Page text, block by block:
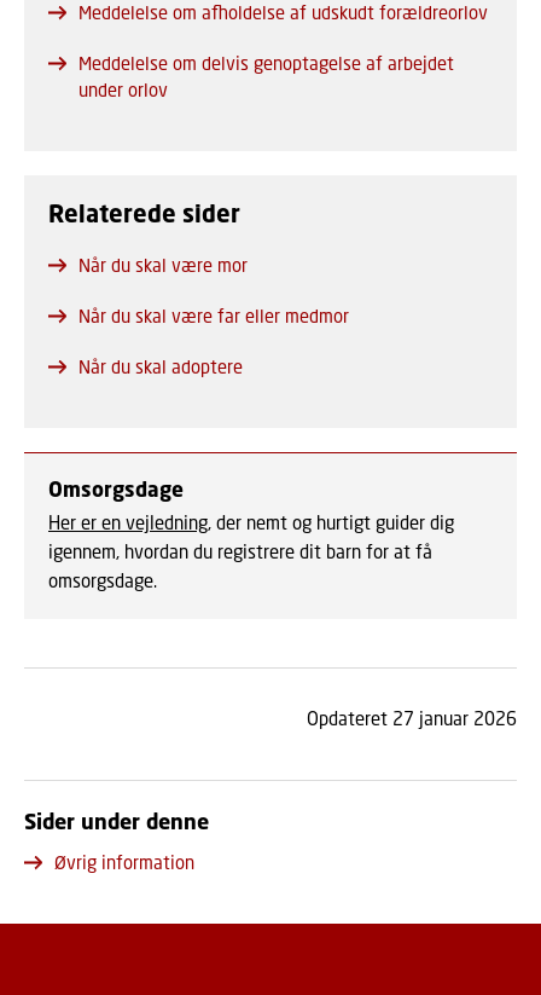
Meddelelse om afholdelse af udskudt forældreorlov
Meddelelse om delvis genoptagelse af arbejdet
under orlov
Relaterede sider
Når du skal være mor
Når du skal være far eller medmor
Når du skal adoptere
Omsorgsdage
Her er en vejledning, der nemt og hurtigt guider dig
igennem, hvordan du registrere dit barn for at få
omsorgsdage.
Opdateret 27 januar 2026
Sider under denne
Øvrig information